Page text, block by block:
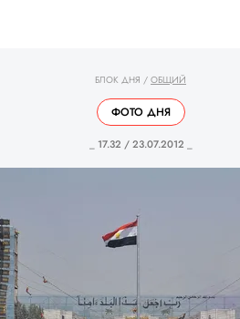
БЛОК ДНЯ / ОБЩИЙ
ФОТО ДНЯ
_ 17.32 / 23.07.2012 _